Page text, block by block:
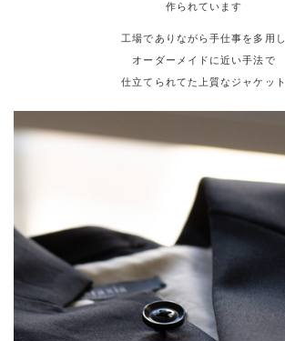
作られています
工場でありながら手仕事を多用し
オーダーメイドに近い手法で
仕立てられてた上質なジャケット